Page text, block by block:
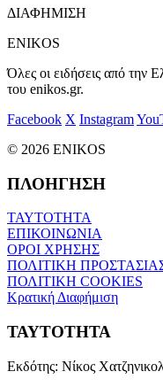
ΔΙΑΦΗΜΙΣΗ
ENIKOS
Όλες οι ειδήσεις από την
του enikos.gr.
Facebook X Instagram
© 2026 ENIKOS
ΠΛΟΗΓΗΣΗ
ΤΑΥΤΟΤΗΤΑ
ΕΠΙΚΟΙΝΩΝΙΑ
ΟΡΟΙ ΧΡΗΣΗΣ
ΠΟΛΙΤΙΚΗ
ΠΟΛΙΤΙΚΗ COOKIES
Κρατική Διαφήμιση
ΤΑΥΤΟΤΗΤΑ
Εκδότης: Νίκος